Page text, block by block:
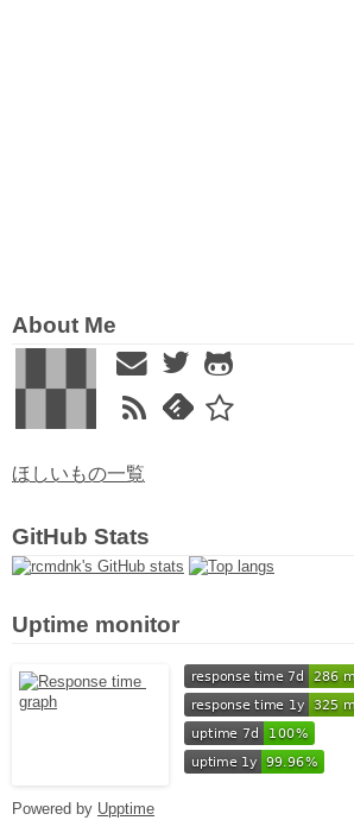
About Me
ほしいもの一覧
GitHub Stats
Uptime monitor
Powered by Upptime